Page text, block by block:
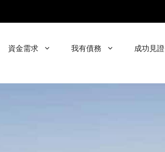
資金需求 我有債務 成功見證